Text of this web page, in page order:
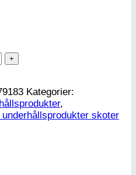
Kategorier:
,
skoter